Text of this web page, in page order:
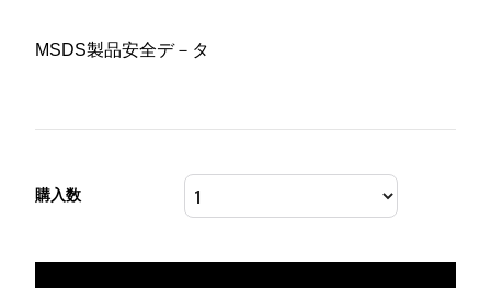
MSDS製品安全デ－タ
購入数